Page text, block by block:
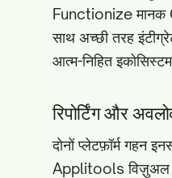
Functionize मानक
साथ अच्छी तरह
आत्म-निहित
रिपोर्टिंग और
दोनों प्लेटफ़ॉर्म गहन
Applitools विज़ुअल